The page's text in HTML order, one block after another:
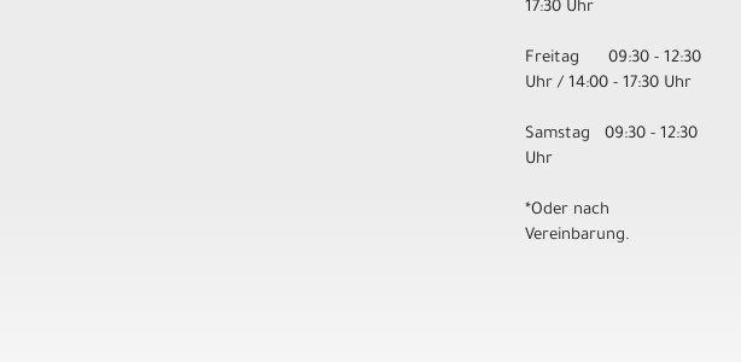
17:30 Uhr
Freitag 09:30 - 12:30
Uhr / 14:00 - 17:30 Uhr
Samstag 09:30 - 12:30
Uhr
*Oder nach
Vereinbarung.